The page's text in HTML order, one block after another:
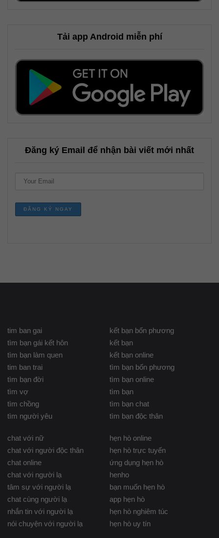
Tải app Android miễn phí
Đăng ký Email để nhận bài viết mới nhất
tim ban gai
tìm bạn gái kết hôn
tìm bạn làm quen
tim ban trai
tìm bạn đời
tìm vợ
tìm chồng
tìm người yêu
kết bạn bốn phương
kết bạn
kết bạn online
tìm bạn bốn phương
tìm bạn online
tìm bạn
tìm bạn chat
tìm bạn độc thân
chat với nữ
chat với người độc thân
chat online
chat với người lạ
tâm sự với người lạ
chat cùng người lạ
nhắn tin với người lạ
nói chuyện với người lạ
hẹn hò online
hẹn hò trực tuyến
ứng dụng hẹn hò
henho
bạn muốn hẹn hò
app hẹn hò
hẹn hò nghiêm túc
hẹn hò uy tín